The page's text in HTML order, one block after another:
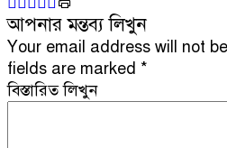
আপনার মন্তব্য লিখুন
Your email address will not
fields are marked *
বিস্তারিত লিখুন